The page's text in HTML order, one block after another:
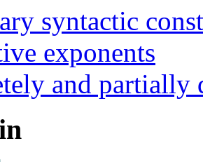
syntactic
exponents
and partially